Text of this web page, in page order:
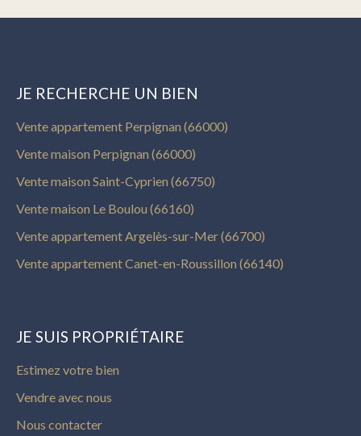
JE RECHERCHE UN BIEN
Vente appartement Perpignan (66000)
Vente maison Perpignan (66000)
Vente maison Saint-Cyprien (66750)
Vente maison Le Boulou (66160)
Vente appartement Argelès-sur-Mer (66700)
Vente appartement Canet-en-Roussillon (66140)
JE SUIS PROPRIÉTAIRE
Estimez votre bien
Vendre avec nous
Nous contacter